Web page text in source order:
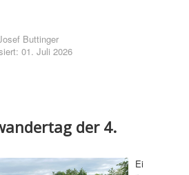
Buttinger
01. Juli 2026
der 4.
Ei